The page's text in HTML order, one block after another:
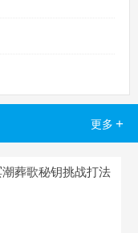
更多 +